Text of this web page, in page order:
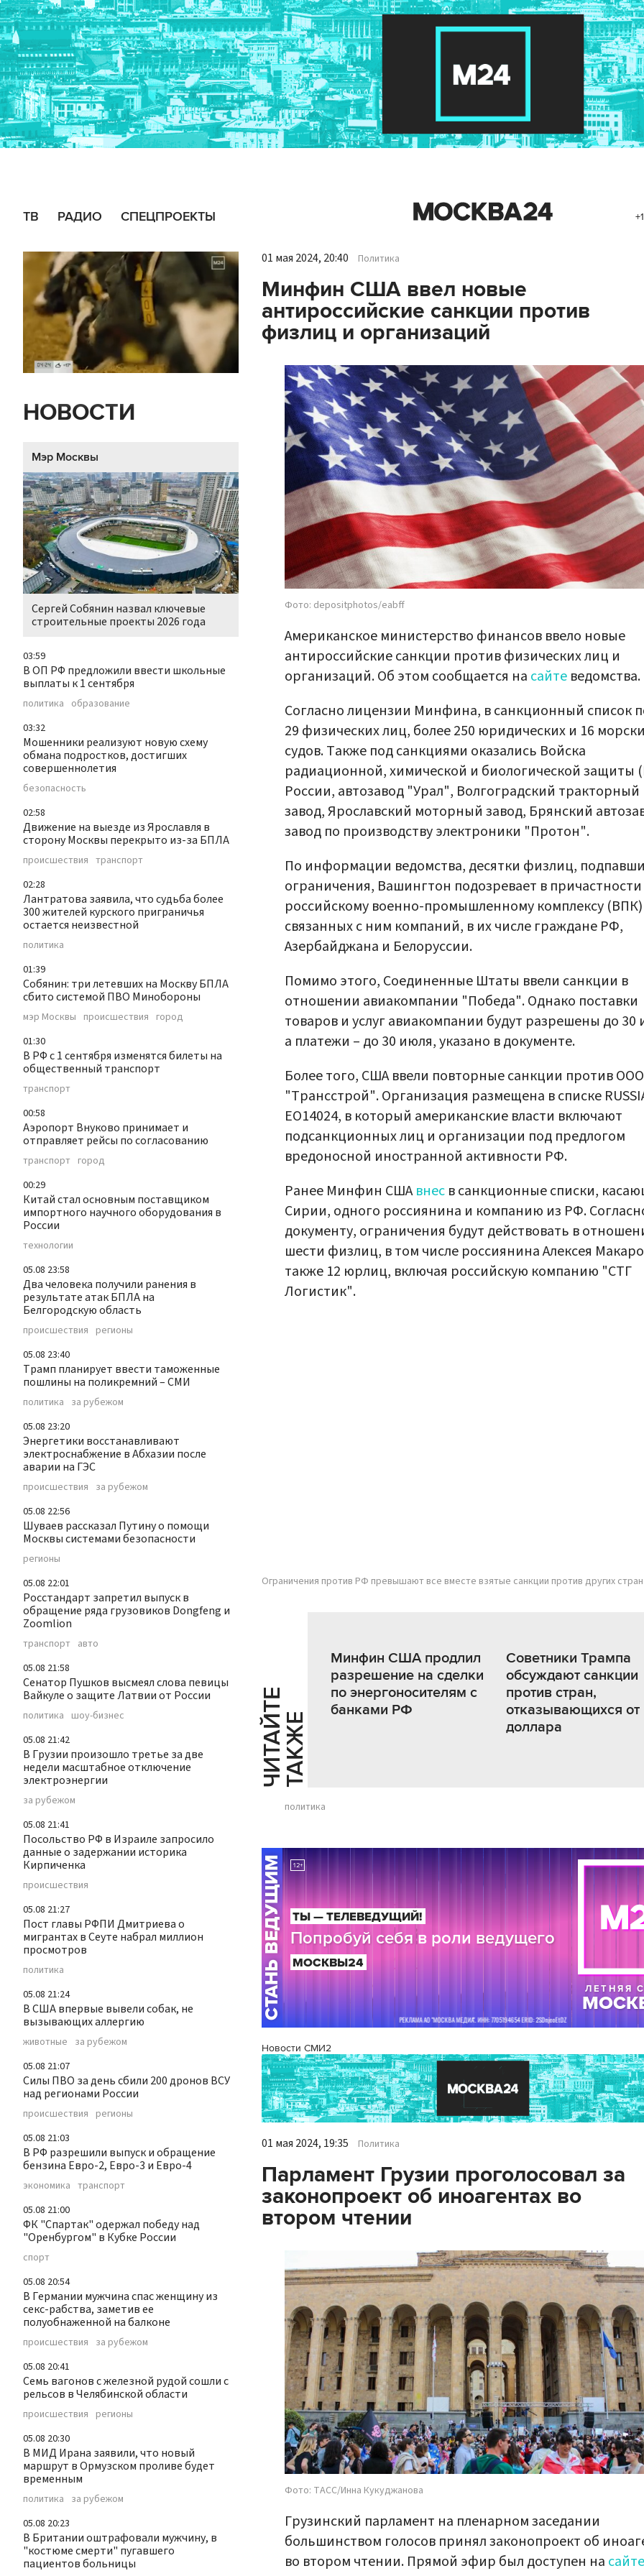
ТВ РАДИО СПЕЦПРОЕКТЫ
НОВОСТИ
Мэр Москвы
Сергей Собянин назвал ключевые
строительные проекты 2026 года
03:59
В ОП РФ предложили ввести школьные
выплаты к 1 сентября
политика образование
03:32
Мошенники реализуют новую схему
обмана подростков, достигших
совершеннолетия
безопасность
02:58
Движение на выезде из Ярославля в
сторону Москвы перекрыто из-за БПЛА
происшествия транспорт
02:28
Лантратова заявила, что судьба более
300 жителей курского приграничья
остается неизвестной
политика
01:39
Собянин: три летевших на Москву БПЛА
сбито системой ПВО Минобороны
мэр Москвы происшествия город
01:30
В РФ с 1 сентября изменятся билеты на
общественный транспорт
транспорт
00:58
Аэропорт Внуково принимает и
отправляет рейсы по согласованию
транспорт город
00:29
Китай стал основным поставщиком
импортного научного оборудования в
России
технологии
05.08 23:58
Два человека получили ранения в
результате атак БПЛА на
Белгородскую область
происшествия регионы
05.08 23:40
Трамп планирует ввести таможенные
пошлины на поликремний – СМИ
политика за рубежом
05.08 23:20
Энергетики восстанавливают
электроснабжение в Абхазии после
аварии на ГЭС
происшествия за рубежом
05.08 22:56
Шуваев рассказал Путину о помощи
Москвы системами безопасности
регионы
05.08 22:01
Росстандарт запретил выпуск в
обращение ряда грузовиков Dongfeng и
Zoomlion
транспорт авто
05.08 21:58
Сенатор Пушков высмеял слова певицы
Вайкуле о защите Латвии от России
политика шоу-бизнес
05.08 21:42
В Грузии произошло третье за две
недели масштабное отключение
электроэнергии
за рубежом
05.08 21:41
Посольство РФ в Израиле запросило
данные о задержании историка
Кирпиченка
происшествия
05.08 21:27
Пост главы РФПИ Дмитриева о
мигрантах в Сеуте набрал миллион
просмотров
политика
05.08 21:24
В США впервые вывели собак, не
вызывающих аллергию
животные за рубежом
05.08 21:07
Силы ПВО за день сбили 200 дронов ВСУ
над регионами России
происшествия регионы
05.08 21:03
В РФ разрешили выпуск и обращение
бензина Евро-2, Евро-3 и Евро-4
экономика транспорт
05.08 21:00
ФК "Спартак" одержал победу над
"Оренбургом" в Кубке России
спорт
05.08 20:54
В Германии мужчина спас женщину из
секс-рабства, заметив ее
полуобнаженной на балконе
происшествия за рубежом
05.08 20:41
Семь вагонов с железной рудой сошли с
рельсов в Челябинской области
происшествия регионы
05.08 20:30
В МИД Ирана заявили, что новый
маршрут в Ормузском проливе будет
временным
политика за рубежом
05.08 20:23
В Британии оштрафовали мужчину, в
"костюме смерти" пугавшего
пациентов больницы
01 мая 2024, 20:40 Политика
Минфин США ввел новые
антироссийские санкции против
физлиц и организаций
Фото: depositphotos/eabff
Американское министерство финансов ввело новые
антироссийские санкции против физических лиц и
организаций. Об этом сообщается на сайте ведомства.
Согласно лицензии Минфина, в санкционный список
29 физических лиц, более 250 юридических и 16
судов. Также под санкциями оказались Войска
радиационной, химической и биологической защиты
России, автозавод "Урал", Волгоградский тракторный
завод, Ярославский моторный завод, Брянский
завод по производству электроники "Протон".
По информации ведомства, десятки физлиц,
ограничения, Вашингтон подозревает в
российскому военно-промышленному комплексу
связанных с ним компаний, в их числе граждане РФ,
Азербайджана и Белоруссии.
Помимо этого, Соединенные Штаты ввели санкции в
отношении авиакомпании "Победа". Однако поставки
товаров и услуг авиакомпании будут разрешены до 30
а платежи – до 30 июля, указано в документе.
Более того, США ввели повторные санкции против ООО
"Трансстрой". Организация размещена в списке
EO14024, в который американские власти включают
подсанкционных лиц и организации под предлогом
вредоносной иностранной активности РФ.
Ранее Минфин СШАвнес в санкционные списки,
Сирии, одного россиянина и компанию из РФ.
документу, ограничения будут действовать в
шести физлиц, в том числе россиянина Алексея
также 12 юрлиц, включая российскую компанию "СТГ
Логистик".
Ограничения против РФ превышают все вместе взятые санкции против других
Ч
И
Т
АЙ
Т
Е
Т
А
К
ЖЕ
Минфин США продлил
разрешение на сделки
по энергоносителям с
банками РФ
Советники Трампа
обсуждают санкции
против стран,
отказывающихся от
доллара
политика
Новости СМИ2
01 мая 2024, 19:35 Политика
Парламент Грузии проголосовал за
законопроект об иноагентах во
втором чтении
Фото: ТАСС/Инна Кукуджанова
Грузинский парламент на пленарном заседании
большинством голосов принял законопроект об
во втором чтении. Прямой эфир был доступен на сайте